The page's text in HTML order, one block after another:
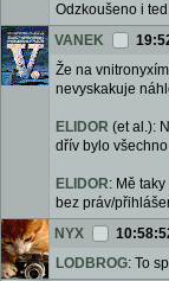
Odzkoušeno i
VANEK
Že na
nevyskakuje
ELIDOR (et al.):
dřív bylo
ELIDOR: Mě
bez práv/
NYX
LODBROG: To